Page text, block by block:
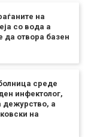
на
со вода а
да отвора базен
среде
инфектолог,
дежурство, а
на